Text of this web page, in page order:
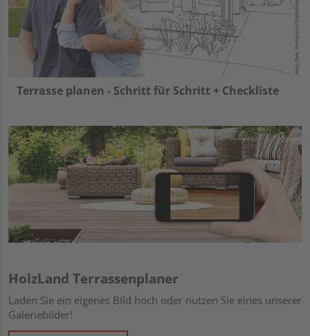
Terrasse planen - Schritt für Schritt + Checkliste
HolzLand Terrassenplaner
Laden Sie ein eigenes Bild hoch oder nutzen Sie eines unserer
Galeriebilder!